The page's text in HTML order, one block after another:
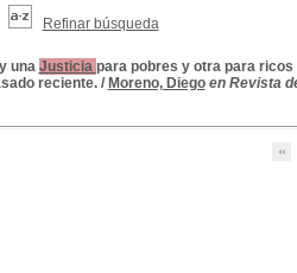
Refinar búsqueda
una Justicia para pobres y otra para ricos
reciente./ Moreno, Diego en Revista